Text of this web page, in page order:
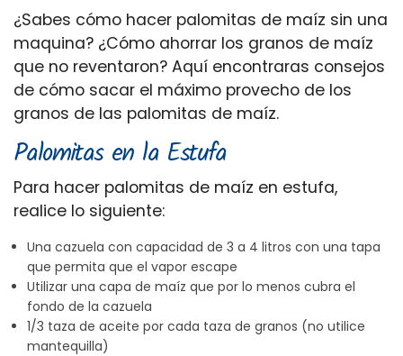
¿Sabes cómo hacer palomitas de maíz sin una
maquina? ¿Cómo ahorrar los granos de maíz
que no reventaron? Aquí encontraras consejos
de cómo sacar el máximo provecho de los
granos de las palomitas de maíz.
Palomitas en la Estufa
Para hacer palomitas de maíz en estufa,
realice lo siguiente:
Una cazuela con capacidad de 3 a 4 litros con una tapa
que permita que el vapor escape
Utilizar una capa de maíz que por lo menos cubra el
fondo de la cazuela
1/3 taza de aceite por cada taza de granos (no utilice
mantequilla)